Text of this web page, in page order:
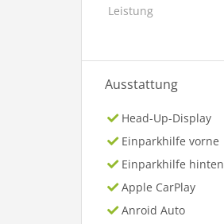
Leistung
Ausstattung
Head-Up-Display
Einparkhilfe vorne
Einparkhilfe hinten
Apple CarPlay
Anroid Auto